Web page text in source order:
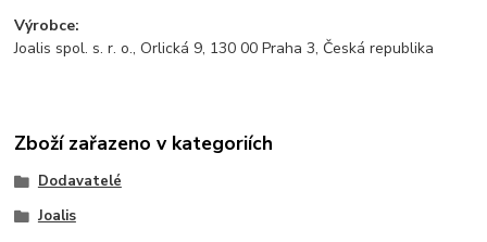
Výrobce:
Joalis spol. s. r. o., Orlická 9, 130 00 Praha 3, Česká republika
Zboží zařazeno v kategoriích
Dodavatelé
Joalis